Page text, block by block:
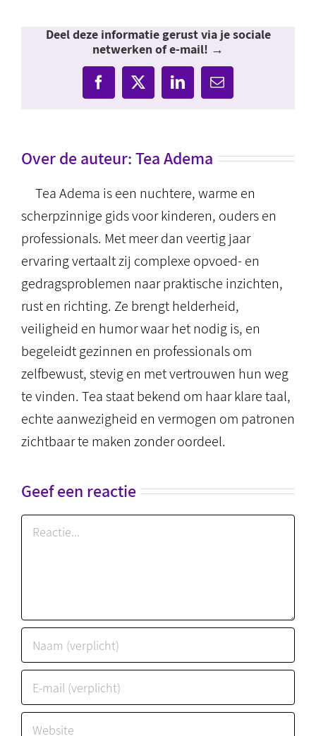
Deel deze informatie gerust via je sociale
netwerken of e-mail! →
Facebook
X LinkedIn
E-
mail
Over de auteur:Tea Adema
Tea Adema is een nuchtere, warme en
scherpzinnige gids voor kinderen, ouders en
professionals. Met meer dan veertig jaar
ervaring vertaalt zij complexe opvoed- en
gedragsproblemen naar praktische inzichten,
rust en richting. Ze brengt helderheid,
veiligheid en humor waar het nodig is, en
begeleidt gezinnen en professionals om
zelfbewust, stevig en met vertrouwen hun weg
te vinden. Tea staat bekend om haar klare taal,
echte aanwezigheid en vermogen om patronen
zichtbaar te maken zonder oordeel.
Geef een reactie
Reactie